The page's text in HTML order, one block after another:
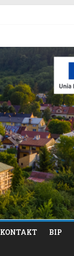
KONTAKT BIP